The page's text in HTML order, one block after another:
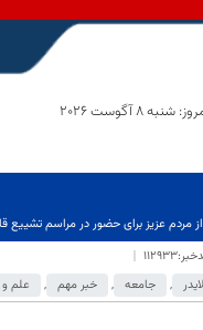
شنبه 8 آگوست 2026
مردم عزیز برای حضور در مراسم
, جامعه , خبر مهم , علم و